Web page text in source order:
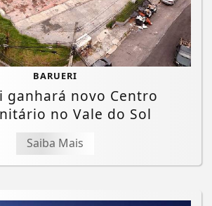
BARUERI
ganhará novo Centro
no Vale do Sol
Saiba Mais